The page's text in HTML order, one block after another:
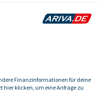
Finanzinformationen für deine
hier klicken, um eine Anfrage zu